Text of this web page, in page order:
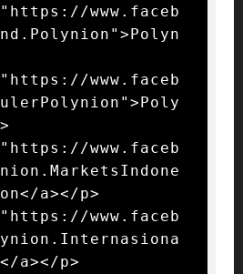
www.faceb
www.faceb
www.faceb
a></p>
www.faceb
a></p>